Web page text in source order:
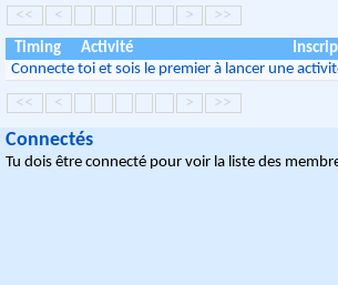
<< < > >>
Timing Activité
Connecte toi et sois le premier à lancer une
<< < > >>
Connectés
Tu dois être connecté pour voir la liste des